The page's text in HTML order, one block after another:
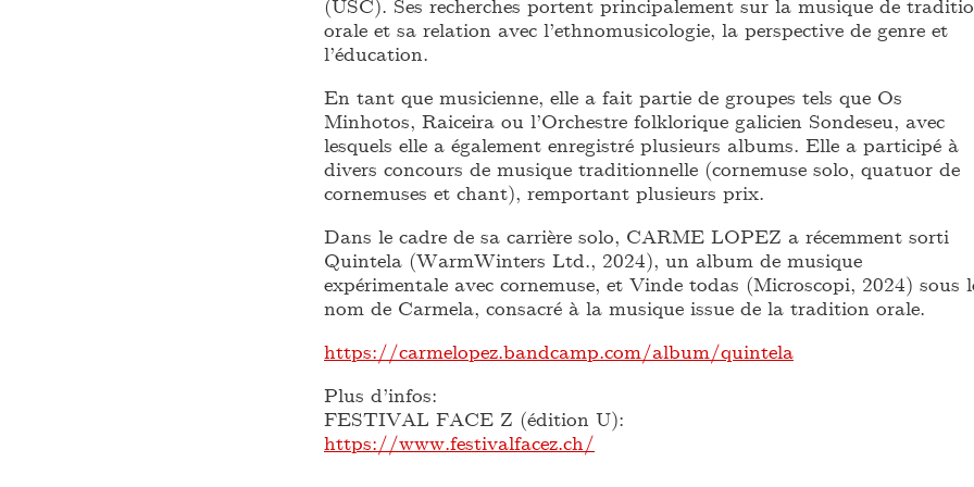
(USC). Ses recherches portent principalement sur la musique de
orale et sa relation avec l’ethnomusicologie, la perspective de genre et
l’éducation.
En tant que musicienne, elle a fait partie de groupes tels que Os
Minhotos, Raiceira ou l’Orchestre folklorique galicien Sondeseu, avec
lesquels elle a également enregistré plusieurs albums. Elle a participé à
divers concours de musique traditionnelle (cornemuse solo, quatuor de
cornemuses et chant), remportant plusieurs prix.
Dans le cadre de sa carrière solo, CARME LOPEZ a récemment sorti
Quintela (WarmWinters Ltd., 2024), un album de musique
expérimentale avec cornemuse, et Vinde todas (Microscopi, 2024) sous
nom de Carmela, consacré à la musique issue de la tradition orale.
https://carmelopez.bandcamp.com/album/quintela
Plus d’infos:
FESTIVAL FACE Z (édition U):
https://www.festivalfacez.ch/